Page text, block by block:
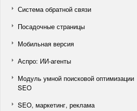
Система обратной связи
Посадочные страницы
Мобильная версия
Аспро: ИИ-агенты
Модуль умной поисковой оптимизации
SEO
SEO, маркетинг, реклама